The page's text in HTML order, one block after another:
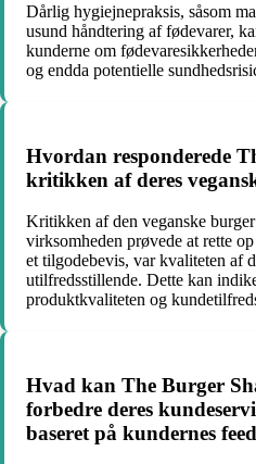
Dårlig hygiejnepraksis, såsom
usund håndtering af fødevarer,
kunderne om
og endda potentielle
Hvordan responderede
kritikken af deres
Kritikken af den veganske
virksomheden prøvede at rette
et tilgodebevis, var kvaliteten af
utilfredsstillende. Dette kan
produktkvaliteten og
Hvad kan The Burger
forbedre deres
baseret på kundernes